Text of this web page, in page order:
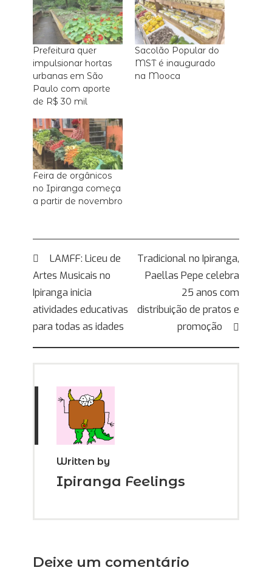
Prefeitura quer
impulsionar hortas
urbanas em São
Paulo com aporte
de R$ 30 mil
Sacolão Popular do
MST é inaugurado
na Mooca
Feira de orgânicos
no Ipiranga começa
a partir de novembro
Navegação
de
Post
LAMFF: Liceu de
Artes Musicais no
Ipiranga inicia
atividades educativas
para todas as idades
Tradicional no Ipiranga,
Paellas Pepe celebra
25 anos com
distribuição de pratos e
promoção
Written by
Ipiranga Feelings
Deixe um comentário